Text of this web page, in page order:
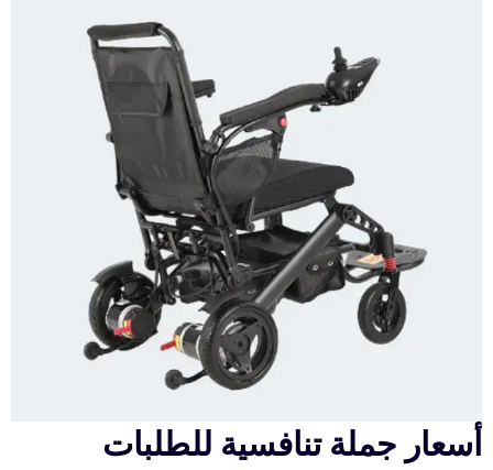
أسعار جملة تنافسية للطلبات